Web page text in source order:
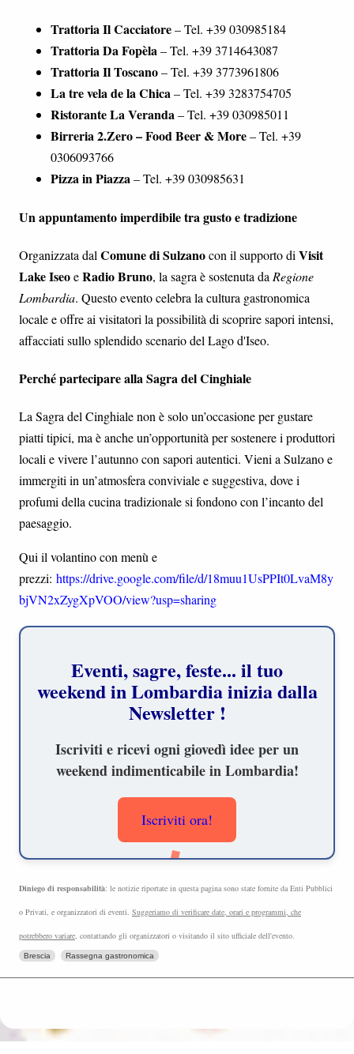
Trattoria Il Cacciatore– Tel. +39 030985184
Trattoria Da Fopèla– Tel. +39 3714643087
Trattoria Il Toscano– Tel. +39 3773961806
La tre vela de la Chica– Tel. +39 3283754705
Ristorante La Veranda– Tel. +39 030985011
Birreria 2.Zero – Food Beer & More– Tel. +39
0306093766
Pizza in Piazza– Tel. +39 030985631
Un appuntamento imperdibile tra gusto e tradizione
Organizzata dal Comune di Sulzanocon il supporto di Visit
Lake IseoeRadio Bruno, la sagra è sostenuta da Regione
Lombardia. Questo evento celebra la cultura gastronomica
locale e offre ai visitatori la possibilità di scoprire sapori intensi,
affacciati sullo splendido scenario del Lago d'Iseo.
Perché partecipare alla Sagra del Cinghiale
La Sagra del Cinghiale non è solo un’occasione per gustare
piatti tipici, ma è anche un’opportunità per sostenere i produttori
locali e vivere l’autunno con sapori autentici. Vieni a Sulzano e
immergiti in un’atmosfera conviviale e suggestiva, dove i
profumi della cucina tradizionale si fondono con l’incanto del
paesaggio.
Qui il volantino con menù e
prezzi: https://drive.google.com/file/d/18muu1UsPPIt0LvaM8y
bjVN2xZygXpVOO/view?usp=sharing
Eventi, sagre, feste... il tuo
weekend in Lombardia inizia dalla
Newsletter !
Iscriviti e ricevi ogni giovedì idee per un
weekend indimenticabile in Lombardia!
Iscriviti ora!
Diniego di responsabilità: le notizie riportate in questa pagina sono state fornite da Enti Pubblici
o Privati, e organizzatori di eventi. Suggeriamo di verificare date, orari e programmi, che
potrebbero variare, contattando gli organizzatori o visitando il sito ufficiale dell'evento.
Brescia Rassegna gastronomica